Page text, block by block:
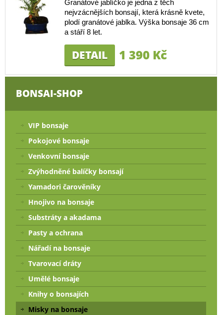
Granátové jablíčko je jedna z těch
nejvzácnějších bonsají, která krásně kvete,
plodí granátové jablka. Výška bonsaje 36 cm
a stáří 8 let.
DETAIL 1 390 Kč
BONSAI-SHOP
VIP bonsaje
Pokojové bonsaje
Venkovní bonsaje
Zvýhodněné balíčky bonsají
Yamadori čarověníky
Hnojivo na bonsaje
Substráty a akadama
Pasty a ochrana
Nářadí na bonsaje
Tvarovací dráty
Umělé bonsaje
Knihy o bonsajích
Misky na bonsaje